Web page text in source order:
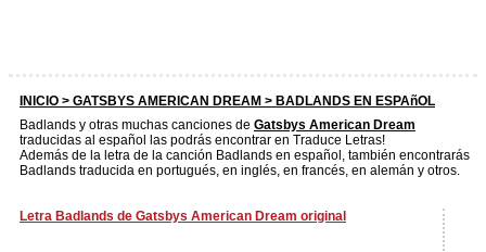
INICIO > GATSBYS AMERICAN DREAM > BADLANDS EN ESPAñOL
Badlands y otras muchas canciones de Gatsbys American Dream
traducidas al español las podrás encontrar en Traduce Letras!
Además de la letra de la canción Badlands en español, también encontrarás
Badlands traducida en portugués, en inglés, en francés, en alemán y otros.
Letra Badlands de Gatsbys American Dream original